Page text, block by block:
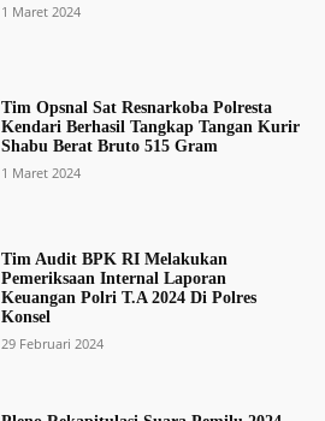
1 Maret 2024
Tim Opsnal Sat Resnarkoba Polresta
Kendari Berhasil Tangkap Tangan Kurir
Shabu Berat Bruto 515 Gram
1 Maret 2024
Tim Audit BPK RI Melakukan
Pemeriksaan Internal Laporan
Keuangan Polri T.A 2024 Di Polres
Konsel
29 Februari 2024